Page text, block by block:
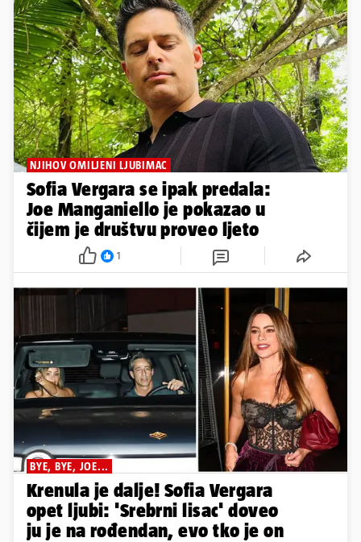
NJIHOV OMILJENI LJUBIMAC
Sofia Vergara se ipak predala:
Joe Manganiello je pokazao u
čijem je društvu proveo ljeto
1
BYE, BYE, JOE...
Krenula je dalje! Sofia Vergara
opet ljubi: 'Srebrni lisac' doveo
ju je na rođendan, evo tko je on